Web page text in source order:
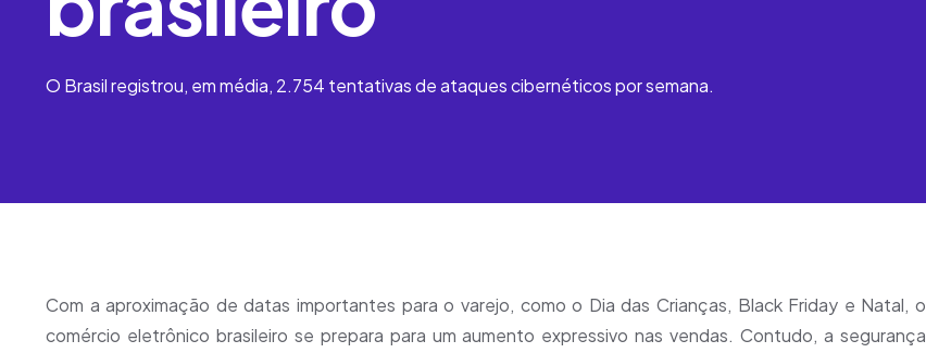
O Brasil registrou, em média, 2.754 tentativas de ataques cibernéticos por semana.
Com a aproximação de datas importantes para o varejo, como o Dia das Crianças, Black Friday e Natal, o
comércio eletrônico brasileiro se prepara para um aumento expressivo nas vendas. Contudo, a segurança